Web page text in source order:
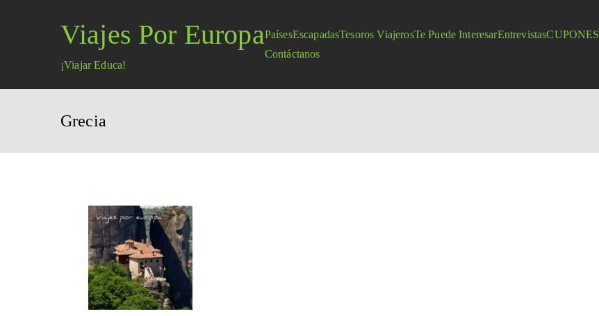
Viajes Por Europa
¡Viajar Educa!
PaísesEscapadasTesoros ViajerosTe Puede InteresarEntrevistasCUPONES
Contáctanos
Grecia